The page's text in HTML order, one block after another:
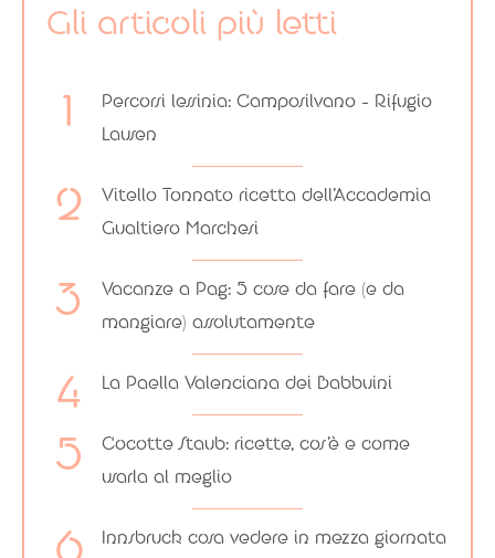
Gli articoli più letti
Percorsi lessinia: Camposilvano – Rifugio
Lausen
Vitello Tonnato ricetta dell’Accademia
Gualtiero Marchesi
Vacanze a Pag: 5 cose da fare (e da
mangiare) assolutamente
La Paella Valenciana dei Babbuini
Cocotte Staub: ricette, cos’è e come
usarla al meglio
Innsbruck cosa vedere in mezza giornata